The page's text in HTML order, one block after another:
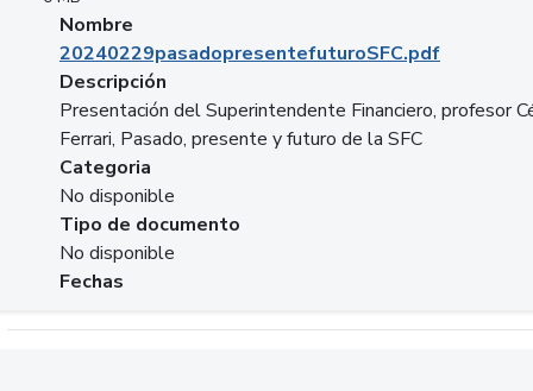
Nombre
20240229pasadopresentefuturoSFC.pdf
Descripción
Presentación del Superintendente Financiero, profesor
Ferrari, Pasado, presente y futuro de la SFC
Categoria
No disponible
Tipo de documento
No disponible
Fechas